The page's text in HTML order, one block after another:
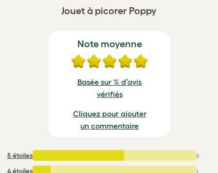
Jouet à picorer Poppy
Note moyenne
Basée sur % d’avis
vérifiés
Cliquez pour ajouter
un commentaire
5 étoiles 5
4 étoiles 1